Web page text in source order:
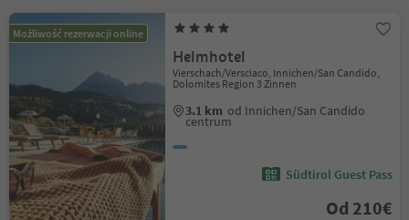
Możliwość rezerwacji online
Helmhotel
Vierschach/Versciaco, Innichen/San Candido,
Dolomites Region 3 Zinnen
3.1 km od Innichen/San Candido
centrum
Südtirol Guest Pass
Od 210€